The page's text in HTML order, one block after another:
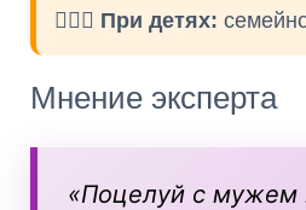
👨‍❤️‍👩 При детях:
Мнение эксперта
«Поцелуй с